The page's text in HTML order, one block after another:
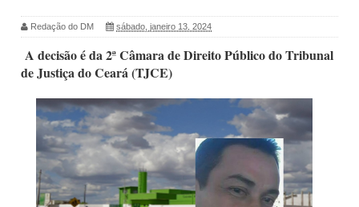
Redação do DM sábado, janeiro 13, 2024
A decisão é da 2ª Câmara de Direito Público do Tribunal
de Justiça do Ceará (TJCE)